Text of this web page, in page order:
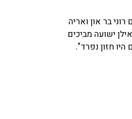
שוחח עם רוני בר און ואריה
ישועה מביכים
חזון נפרד".